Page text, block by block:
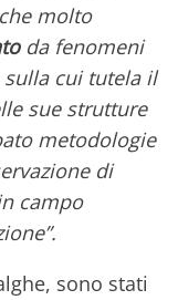
molto
da fenomeni
sulla cui tutela il
sue strutture
metodologie
di
campo
sono stati